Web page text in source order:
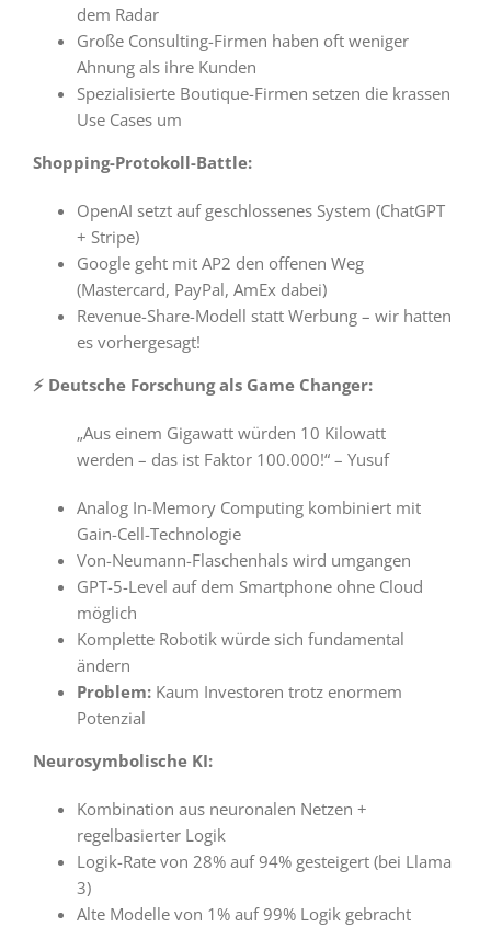
dem Radar
Große Consulting-Firmen haben oft weniger
Ahnung als ihre Kunden
Spezialisierte Boutique-Firmen setzen die krassen
Use Cases um
Shopping-Protokoll-Battle:
OpenAI setzt auf geschlossenes System (ChatGPT
+ Stripe)
Google geht mit AP2 den offenen Weg
(Mastercard, PayPal, AmEx dabei)
Revenue-Share-Modell statt Werbung – wir hatten
es vorhergesagt!
⚡ Deutsche Forschung als Game Changer:
„Aus einem Gigawatt würden 10 Kilowatt
werden – das ist Faktor 100.000!“ – Yusuf
Analog In-Memory Computing kombiniert mit
Gain-Cell-Technologie
Von-Neumann-Flaschenhals wird umgangen
GPT-5-Level auf dem Smartphone ohne Cloud
möglich
Komplette Robotik würde sich fundamental
ändern
Problem:Kaum Investoren trotz enormem
Potenzial
Neurosymbolische KI:
Kombination aus neuronalen Netzen +
regelbasierter Logik
Logik-Rate von 28% auf 94% gesteigert (bei Llama
3)
Alte Modelle von 1% auf 99% Logik gebracht